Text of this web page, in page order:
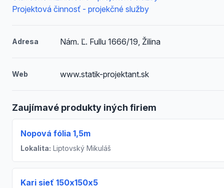
Projektová činnosť - projekčné služby
Adresa Nám. Ľ. Fullu 1666/19, Žilina
Web www.statik-projektant.sk
Zaujímavé produkty iných firiem
Nopová fólia 1,5m
Lokalita: Liptovský Mikuláš
Kari sieť 150x150x5